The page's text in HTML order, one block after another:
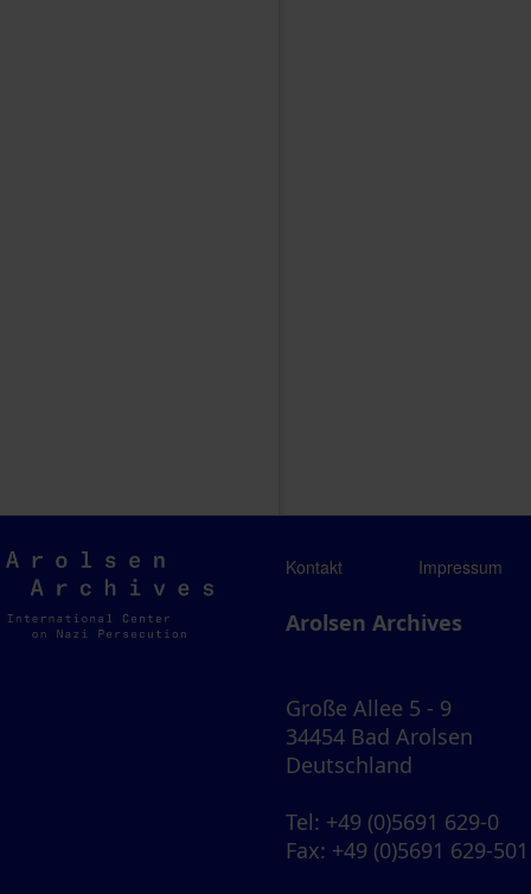
Arolsen
Archives
Kontakt Impressum
Arolsen Archives
Große Allee 5 - 9
34454 Bad Arolsen
Deutschland
Tel: +49 (0)5691 629-0
Fax: +49 (0)5691 629-501